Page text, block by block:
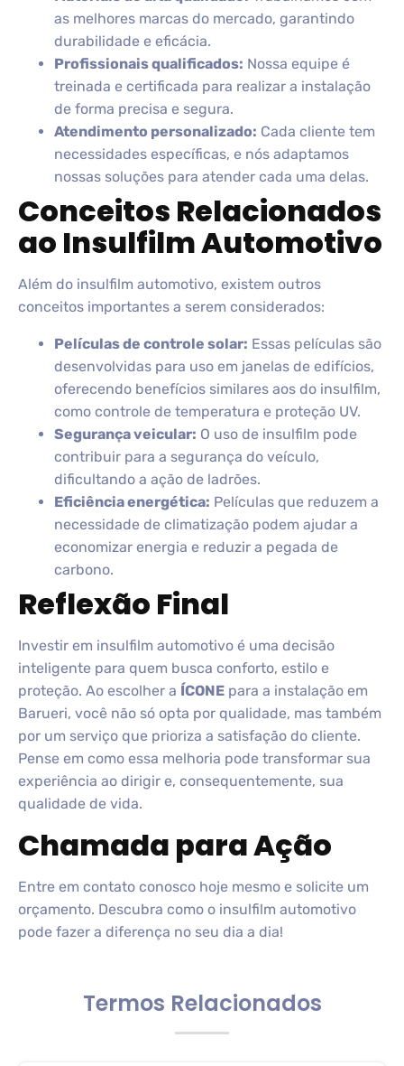
as melhores marcas do mercado, garantindo
durabilidade e eficácia.
Profissionais qualificados: Nossa equipe é
treinada e certificada para realizar a instalação
de forma precisa e segura.
Atendimento personalizado: Cada cliente tem
necessidades específicas, e nós adaptamos
nossas soluções para atender cada uma delas.
Conceitos Relacionados
ao Insulfilm Automotivo
Além do insulfilm automotivo, existem outros
conceitos importantes a serem considerados:
Películas de controle solar: Essas películas são
desenvolvidas para uso em janelas de edifícios,
oferecendo benefícios similares aos do insulfilm,
como controle de temperatura e proteção UV.
Segurança veicular: O uso de insulfilm pode
contribuir para a segurança do veículo,
dificultando a ação de ladrões.
Eficiência energética: Películas que reduzem a
necessidade de climatização podem ajudar a
economizar energia e reduzir a pegada de
carbono.
Reflexão Final
Investir em insulfilm automotivo é uma decisão
inteligente para quem busca conforto, estilo e
proteção. Ao escolher a ÍCONE para a instalação em
Barueri, você não só opta por qualidade, mas também
por um serviço que prioriza a satisfação do cliente.
Pense em como essa melhoria pode transformar sua
experiência ao dirigir e, consequentemente, sua
qualidade de vida.
Chamada para Ação
Entre em contato conosco hoje mesmo e solicite um
orçamento. Descubra como o insulfilm automotivo
pode fazer a diferença no seu dia a dia!
Termos Relacionados